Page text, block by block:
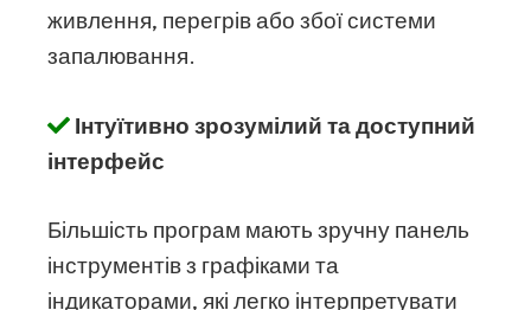
живлення, перегрів або збої системи
запалювання.
Інтуїтивно зрозумілий та доступний
інтерфейс
Більшість програм мають зручну панель
інструментів з графіками та
індикаторами, які легко інтерпретувати